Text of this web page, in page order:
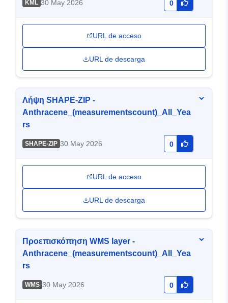
KML 30 May 2026 0
URL de acceso
URL de descarga
Λήψη SHAPE-ZIP -
Anthracene_(measurementscount)_All_Yea
rs
SHAPE-ZIP 30 May 2026 0
URL de acceso
URL de descarga
Προεπισκόπηση WMS layer -
Anthracene_(measurementscount)_All_Yea
rs
WMS 30 May 2026 0